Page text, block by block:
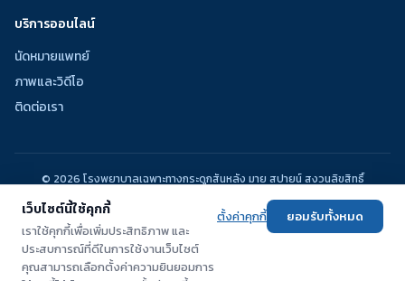
บริการออนไลน์
นัดหมายแพทย์
ภาพและวิดีโอ
ติดต่อเรา
© 2026 โรงพยาบาลเฉพาะทางกระดูกสันหลัง มาย สปายน์ สงวนลิขสิทธิ์
เว็บไซต์นี้ใช้คุกกี้
เราใช้คุกกี้เพื่อเพิ่มประสิทธิภาพ และ
ประสบการณ์ที่ดีในการใช้งานเว็บไซต์
คุณสามารถเลือกตั้งค่าความยินยอมการ
ตั้งค่าคุกกี้ ยอมรับทั้งหมด